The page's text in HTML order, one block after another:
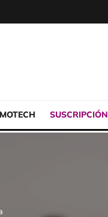
SUSCRIPCIÓN